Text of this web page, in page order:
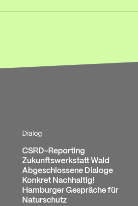
Dialog
CSRD-Reporting
Zukunftswerkstatt Wald
Abgeschlossene Dialoge
Konkret Nachhaltig!
Hamburger Gespräche für
Naturschutz